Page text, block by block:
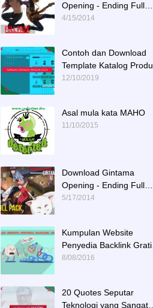
Opening - Ending Full
Tracks
4/15/2014
Contoh dan Download
Template Katalog Produk
DOCX
12/10/2019
Asal mula kata MAHO
11/10/2015
Download Gintama
Opening - Ending Full
Tracks
5/17/2014
Kumpulan Website
Penyedia Backlink Gratis
dan Berkualitas
8/08/2016
20 Quotes Seputar
Teknologi yang Sangat